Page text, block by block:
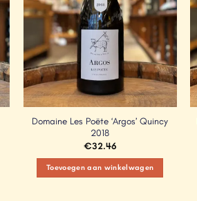
Domaine Les Poëte ‘Argos’ Quincy
2018
€32.46
Toevoegen aan winkelwagen